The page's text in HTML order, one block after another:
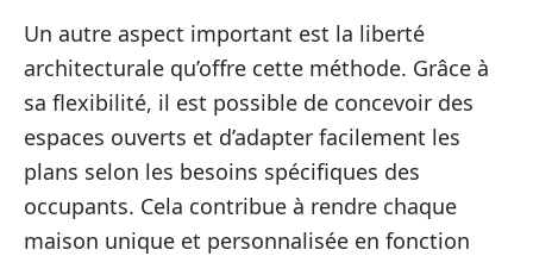
Un autre aspect important est la liberté
architecturale qu’offre cette méthode. Grâce à
sa flexibilité, il est possible de concevoir des
espaces ouverts et d’adapter facilement les
plans selon les besoins spécifiques des
occupants. Cela contribue à rendre chaque
maison unique et personnalisée en fonction